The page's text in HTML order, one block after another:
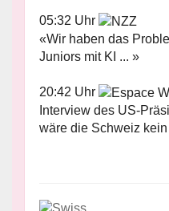
05:32 Uhr
«Wir haben das
Juniors mit KI ... »
20:42 Uhr
Interview des US-
wäre die Schweiz kein